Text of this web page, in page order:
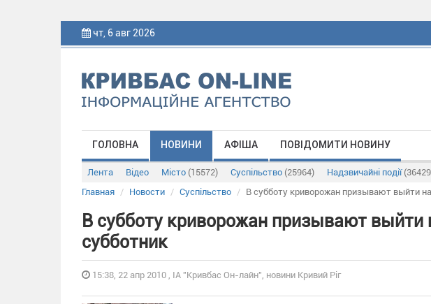
чт, 6 авг 2026
ГОЛОВНА НОВИНИ АФІША ПОВІДОМИТИ НОВИНУ
Лента Відео Місто (15572) Суспільство (25964) Надзвичайні події
Главная
Новости Суспільство В субботу криворожан призывают выйти
В субботу криворожан призывают выйти
субботник
15:38, 22 апр 2010 , ІА "Кривбас Он-лайн", новини Кривий Ріг